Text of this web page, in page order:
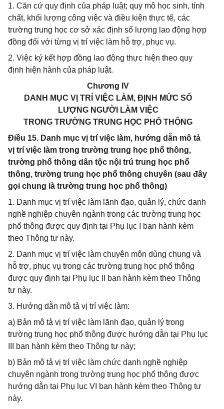
1. Căn cứ quy định của pháp luật; quy mô học sinh, tính
chất, khối lượng công việc và điều kiện thực tế, các
trường trung học cơ sở xác định số lượng lao động hợp
đồng đối với từng vị trí việc làm hỗ trợ, phục vụ.
2. Việc ký kết hợp đồng lao động thực hiện theo quy
định hiện hành của pháp luật.
Chương IV
DANH MỤC VỊ TRÍ VIỆC LÀM, ĐỊNH MỨC SỐ
LƯỢNG NGƯỜI LÀM VIỆC
TRONG TRƯỜNG TRUNG HỌC PHỔ THÔNG
Điều 15. Danh mục vị trí việc làm, hướng dẫn mô tả
vị trí việc làm trong trường trung học phổ thông,
trường phổ thông dân tộc nội trú trung học phổ
thông, trường trung học phổ thông chuyên (sau đây
gọi chung là trường trung học phổ thông)
1. Danh mục vị trí việc làm lãnh đạo, quản lý, chức danh
nghề nghiệp chuyên ngành trong các trường trung học
phổ thông được quy định tại Phụ lục I ban hành kèm
theo Thông tư này.
2. Danh mục vị trí việc làm chuyên môn dùng chung và
hỗ trợ, phục vụ trong các trường trung học phổ thông
được quy định tại Phụ lục II ban hành kèm theo Thông
tư này.
3. Hướng dẫn mô tả vị trí việc làm:
a) Bản mô tả vị trí việc làm lãnh đạo, quản lý trong
trường trung học phổ thông được hướng dẫn tại Phụ lục
III ban hành kèm theo Thông tư này;
b) Bản mô tả vị trí việc làm chức danh nghề nghiệp
chuyên ngành trong trường trung học phổ thông được
hướng dẫn tại Phụ lục VI ban hành kèm theo Thông tư
này.